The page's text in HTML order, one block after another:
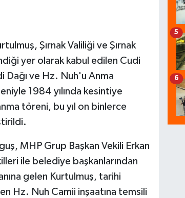
Şırnak Valiliği ve Şırnak
yer olarak kabul edilen Cudi
Dağı ve Hz. Nuh'u Anma
1984 yılında kesintiye
töreni, bu yıl on binlerce
MHP Grup Başkan Vekili Erkan
ile belediye başkanlarından
gelen Kurtulmuş, tarihi
Hz. Nuh Camii inşaatına temsili
5
6